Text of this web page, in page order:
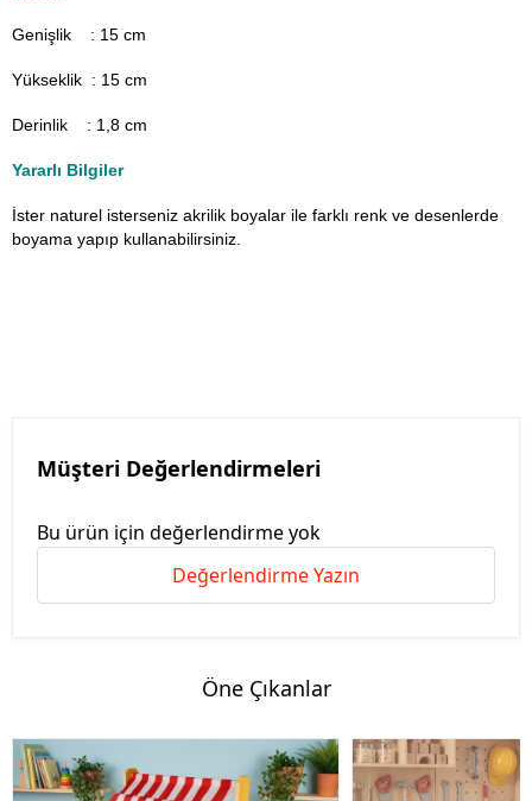
Genişlik : 15 cm
Yükseklik : 15 cm
Derinlik : 1,8 cm
Yararlı Bilgiler
İster naturel isterseniz akrilik boyalar ile farklı renk ve desenlerde
boyama yapıp kullanabilirsiniz.
Müşteri Değerlendirmeleri
Bu ürün için değerlendirme yok
Değerlendirme Yazın
Öne Çıkanlar